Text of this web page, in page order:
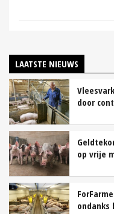
LAATSTE NIEUWS
door
op vrije
ondanks